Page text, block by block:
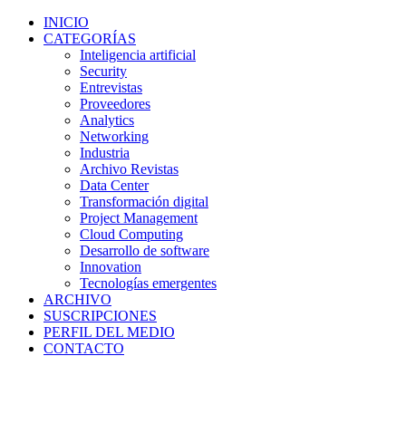
INICIO
CATEGORÍAS
Inteligencia artificial
Security
Entrevistas
Proveedores
Analytics
Networking
Industria
Archivo Revistas
Data Center
Transformación digital
Project Management
Cloud Computing
Desarrollo de software
Innovation
Tecnologías emergentes
ARCHIVO
SUSCRIPCIONES
PERFIL DEL MEDIO
CONTACTO